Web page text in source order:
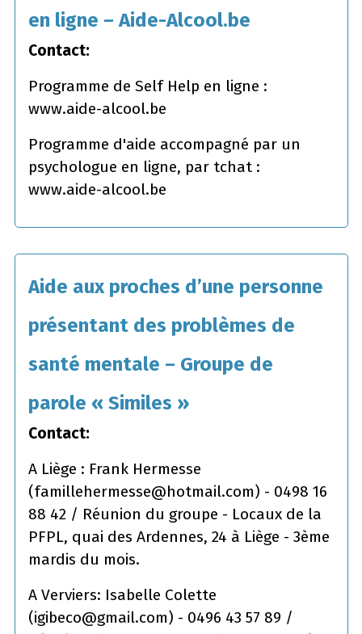
en ligne – Aide-Alcool.be
Contact:
Programme de Self Help en ligne :
www.aide-alcool.be
Programme d'aide accompagné par un
psychologue en ligne, par tchat :
www.aide-alcool.be
Aide aux proches d’une personne
présentant des problèmes de
santé mentale – Groupe de
parole « Similes »
Contact:
A Liège : Frank Hermesse
(famillehermesse@hotmail.com) - 0498 16
88 42 / Réunion du groupe - Locaux de la
PFPL, quai des Ardennes, 24 à Liège - 3ème
mardis du mois.
A Verviers: Isabelle Colette
(igibeco@gmail.com) - 0496 43 57 89 /